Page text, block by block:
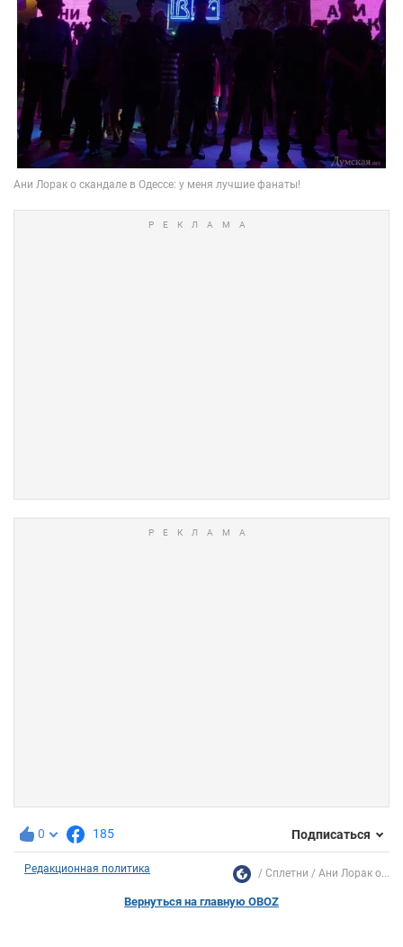
0 185 Подписаться
Редакционная политика Сплетни Ани Лорак о...
Вернуться на главную OBOZ